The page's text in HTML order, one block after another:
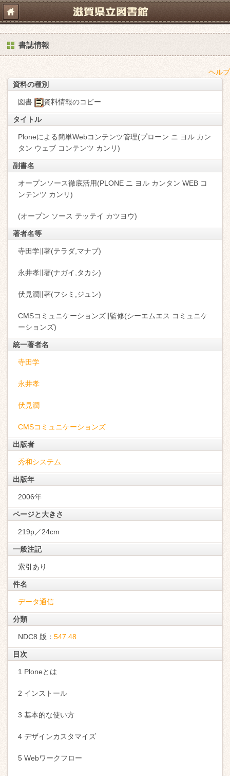
書誌情報
ヘルプ
資料の種別
図書 資料情報のコピー
タイトル
Ploneによる簡単Webコンテンツ管理(プローン ニ ヨル カン
タン ウェブ コンテンツ カンリ)
副書名
オープンソース徹底活用(PLONE ニ ヨル カンタン WEB コ
ンテンツ カンリ)
(オープン ソース テッテイ カツヨウ)
著者名等
寺田学∥著(テラダ,マナブ)
永井孝∥著(ナガイ,タカシ)
伏見潤∥著(フシミ,ジュン)
CMSコミュニケーションズ∥監修(シーエムエス コミュニケ
ーションズ)
統一著者名
寺田学
永井孝
伏見潤
CMSコミュニケーションズ
出版者
秀和システム
出版年
2006年
ページと大きさ
219p／24cm
一般注記
索引あり
件名
データ通信
分類
NDC8 版： 547.48
目次
1 Ploneとは
2 インストール
3 基本的な使い方
4 デザインカスタマイズ
5 Webワークフロー